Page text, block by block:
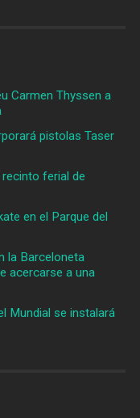
Carmen Thyssen a
pistolas Taser
ferial de
en el Parque del
la Barceloneta
acercarse a una
Mundial se instalará